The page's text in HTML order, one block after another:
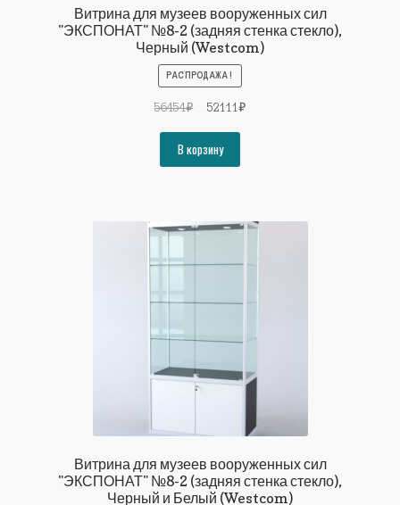
Витрина для музеев вооруженных сил
"ЭКСПОНАТ" №8-2 (задняя стенка стекло),
Черный (Westcom)
РАСПРОДАЖА!
56454₽
Первоначальная
составляла
56454₽.
52111 ₽Текущая
В корзину
Витрина для музеев вооруженных сил
"ЭКСПОНАТ" №8-2 (задняя стенка стекло),
Черный и Белый (Westcom)